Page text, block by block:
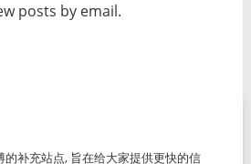
posts by email.
的补充站点, 旨在给大家提供更快的信